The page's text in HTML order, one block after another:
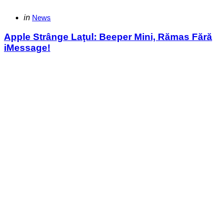
Categories
Posted
in News
Apple Strânge Laţul: Beeper Mini, Rămas Fără
iMessage!